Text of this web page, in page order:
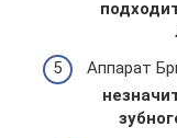
Аппарат